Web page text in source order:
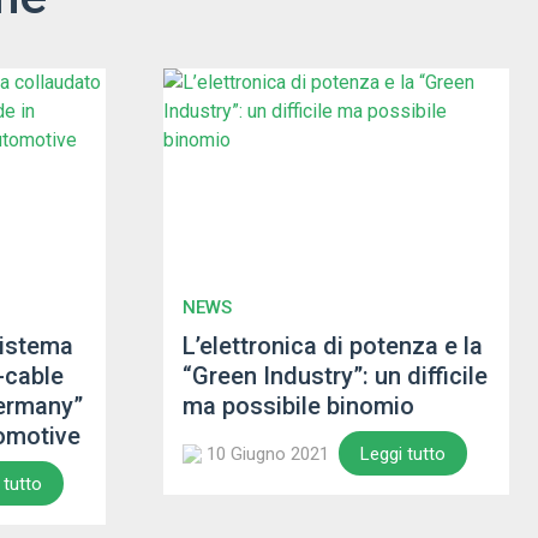
tutto
NEWS
L’elettronica di potenza e la
“Green Industry”: un difficile
ma possibile binomio
10 Giugno 2021 Leggi tutto